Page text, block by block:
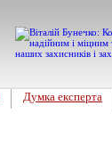
Думка експерта